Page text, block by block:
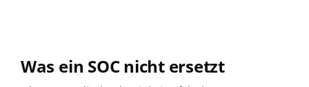
Was ein SOC nicht ersetzt